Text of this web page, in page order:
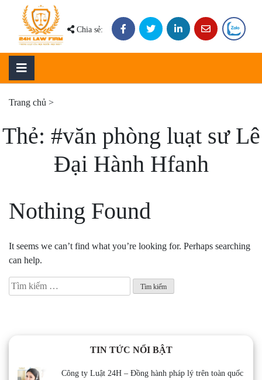
content
Chia sẻ:
Trang chủ >
Thẻ: #văn phòng luạt sư Lê
Đại Hành Hfanh
Nothing Found
It seems we can’t find what you’re looking for. Perhaps searching
can help.
Tìm
kiếm
TIN TỨC NỔI BẬT
Công ty Luật 24H – Đồng hành pháp lý trên toàn quốc